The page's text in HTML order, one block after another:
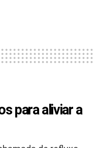
para aliviar a